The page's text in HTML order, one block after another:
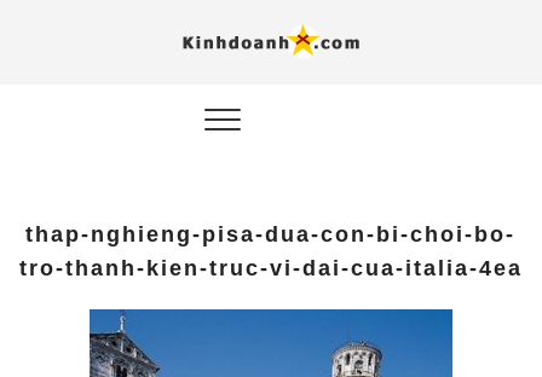
AI
thap-nghieng-pisa-dua-con-bi-choi-bo-
tro-thanh-kien-truc-vi-dai-cua-italia-4ea